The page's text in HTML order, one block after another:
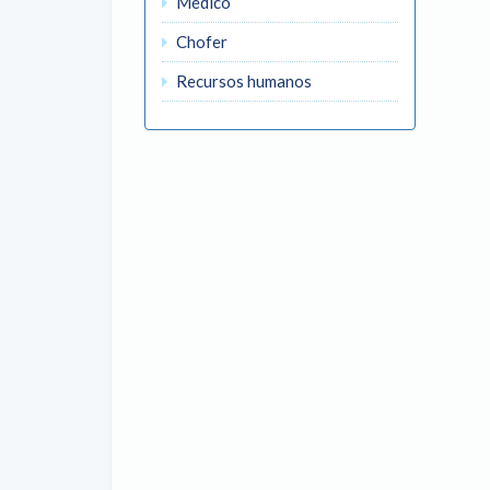
Chofer
Recursos humanos